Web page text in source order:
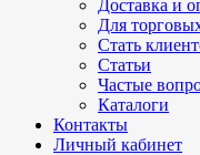
Доставка и
Для
Стать
Статьи
Частые
Каталоги
Контакты
Личный кабинет